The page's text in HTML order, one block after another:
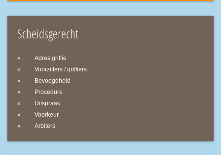
Scheidsgerecht
Adres griffie
Voorzitters / griffiers
Bevoegdheid
Procedure
Uitspraak
Voorkeur
Arbiters